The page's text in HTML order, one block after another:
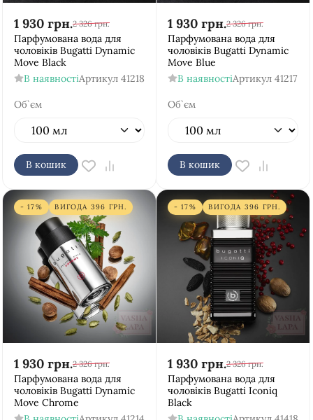
1 930 грн.2 326 грн.
Парфумована вода для
чоловіків Bugatti Dynamic
Move Black
В наявностіАртикул 41218
Об`єм
В кошик
1 930 грн.2 326 грн.
Парфумована вода для
чоловіків Bugatti Dynamic
Move Blue
В наявностіАртикул 41217
Об`єм
В кошик
- 17% ВИГОДА 396 ГРН.
1 930 грн.2 326 грн.
Парфумована вода для
чоловіків Bugatti Dynamic
Move Chrome
- 17% ВИГОДА 396 ГРН.
1 930 грн.2 326 грн.
Парфумована вода для
чоловіків Bugatti Iconiq
Black